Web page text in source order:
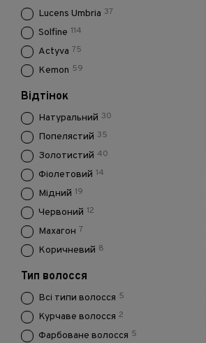
Lucens Umbria 37
Solfine 114
Actyva 75
Kemon 59
Відтінок
Натуральний 30
Попелястий 35
Золотистий 40
Фіолетовий 14
Мідний 19
Червоний 12
Махагон 7
Коричневий 8
Тип волосся
Всі типи волосся 5
Курчаве волосся 2
Фарбоване волосся 5